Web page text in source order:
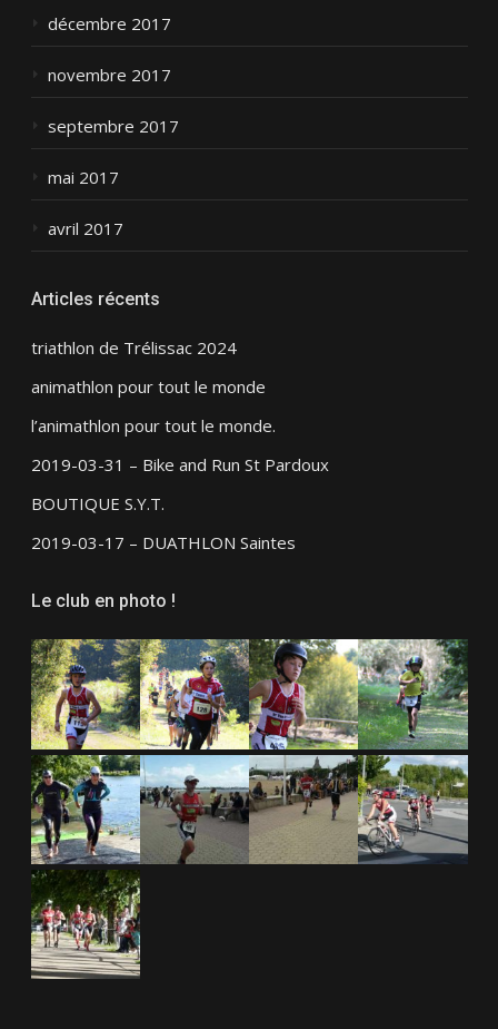
décembre 2017
novembre 2017
septembre 2017
mai 2017
avril 2017
Articles récents
triathlon de Trélissac 2024
animathlon pour tout le monde
l’animathlon pour tout le monde.
2019-03-31 – Bike and Run St Pardoux
BOUTIQUE S.Y.T.
2019-03-17 – DUATHLON Saintes
Le club en photo !